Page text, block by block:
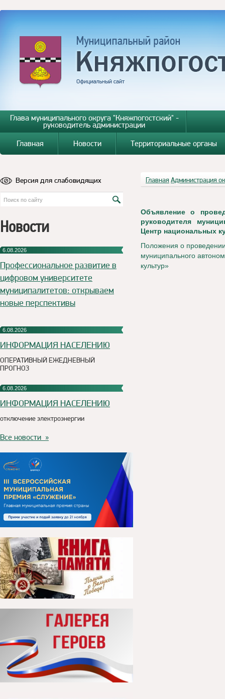
Глава муниципального округа "Княжпогостский" -
руководитель администрации
Главная
Новости Территориальные органы
Версия для слабовидящих
Новости
6.08.2026
Профессиональное развитие в
цифровом университете
муниципалитетов: открываем
новые перспективы
6.08.2026
ИНФОРМАЦИЯ НАСЕЛЕНИЮ
ОПЕРАТИВНЫЙ ЕЖЕДНЕВНЫЙ
ПРОГНОЗ
6.08.2026
ИНФОРМАЦИЯ НАСЕЛЕНИЮ
отключение электроэнергии
Все новости »
Главная Администрация
Объявление о
руководителя
Центр национальных
Положения о
муниципального
культур»